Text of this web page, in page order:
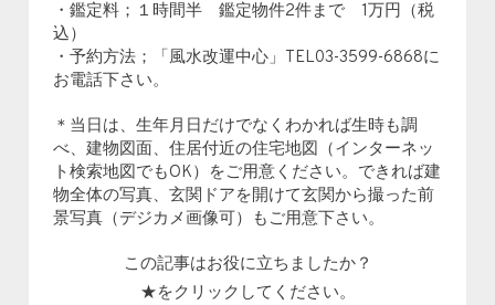
・鑑定料；１時間半 鑑定物件2件まで 1万円（税
込）
・予約方法；「風水改運中心」TEL03-3599-6868に
お電話下さい。
＊当日は、生年月日だけでなくわかれば生時も調
べ、建物図面、住居付近の住宅地図（インターネッ
ト検索地図でもOK）をご用意ください。できれば建
物全体の写真、玄関ドアを開けて玄関から撮った前
景写真（デジカメ画像可）もご用意下さい。
この記事はお役に立ちましたか？
★をクリックしてください。